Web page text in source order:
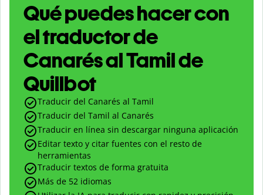
Qué puedes hacer con
el traductor de
Canarés al Tamil de
Quillbot
Traducir del Canarés al Tamil
Traducir del Tamil al Canarés
Traducir en línea sin descargar ninguna aplicación
Editar texto y citar fuentes con el resto de
herramientas
Traducir textos de forma gratuita
Más de 52 idiomas